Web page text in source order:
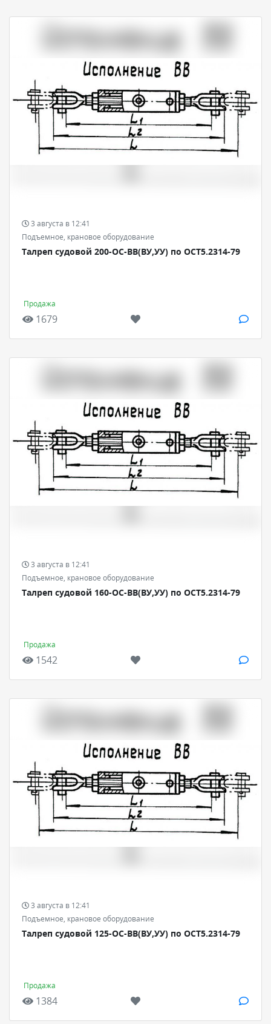
3 августа в 12:41
Подъемное, крановое оборудование
Талреп судовой 200-ОС-ВВ(ВУ,УУ) по ОСТ5.2314-79
Продажа
1679
3 августа в 12:41
Подъемное, крановое оборудование
Талреп судовой 160-ОС-ВВ(ВУ,УУ) по ОСТ5.2314-79
Продажа
1542
3 августа в 12:41
Подъемное, крановое оборудование
Талреп судовой 125-ОС-ВВ(ВУ,УУ) по ОСТ5.2314-79
Продажа
1384